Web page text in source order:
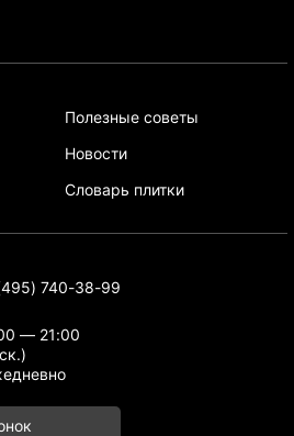
Полезные советы
Новости
Словарь плитки
740-38-99
— 21:00